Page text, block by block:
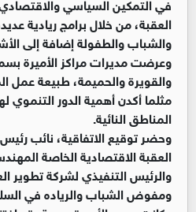
العقبة، من خلال برامج ريادية
والشباب والطفولة إضافة إلى
وعرضت مديرات مراكز الأميرة
والقويرة والحميمة، طبيعة عمل
مثلما أكدن أهمية الدور التنموي
المناطق النائية.
وحضر توقيع الاتفاقية، نائب
العقبة الاقتصادية الخاصة
والرئيس التنفيذي لشركة تطوير
ومفوض الشباب والرياده في